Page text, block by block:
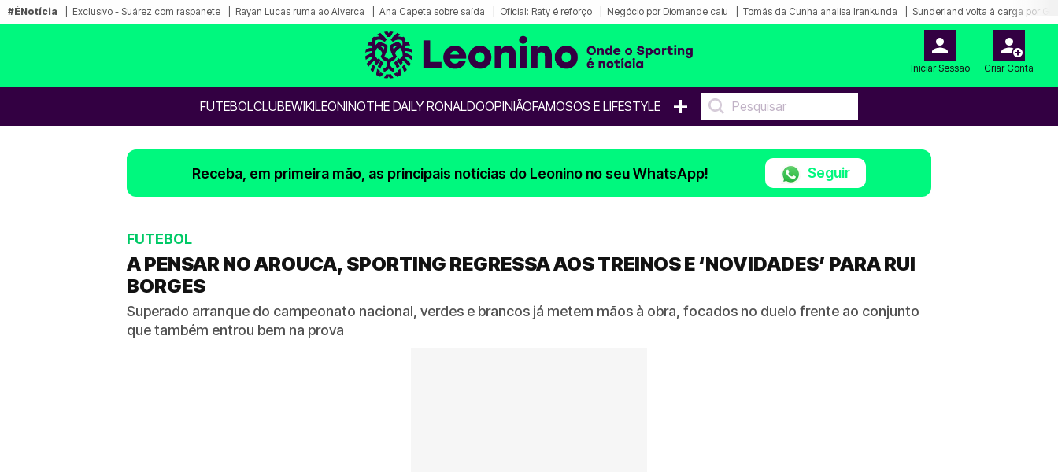
#ÉNotícia Exclusivo - Suárez com raspanete Rayan Lucas ruma ao Alverca Ana Capeta sobre saída Oficial: Raty é reforço Negócio por Diomande caiu Tomás da Cunha analisa Irankunda Sunderland volta à carga por
Iniciar Sessão Criar Conta
FUTEBOLCLUBEWIKILEONINOTHE DAILY RONALDOOPINIÃOFAMOSOS E LIFESTYLE +
Receba, em primeira mão, as principais notícias do Leonino no seu WhatsApp! Seguir
FUTEBOL
A PENSAR NO AROUCA, SPORTING REGRESSA AOS TREINOS E ‘NOVIDADES’ PARA RUI
BORGES
Superado arranque do campeonato nacional, verdes e brancos já metem mãos à obra, focados no duelo frente ao conjunto
que também entrou bem na prova